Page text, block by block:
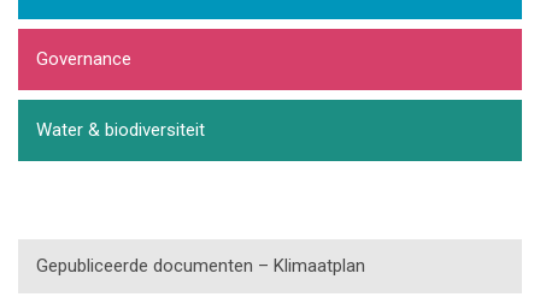
Governance
Water & biodiversiteit
Gepubliceerde documenten – Klimaatplan